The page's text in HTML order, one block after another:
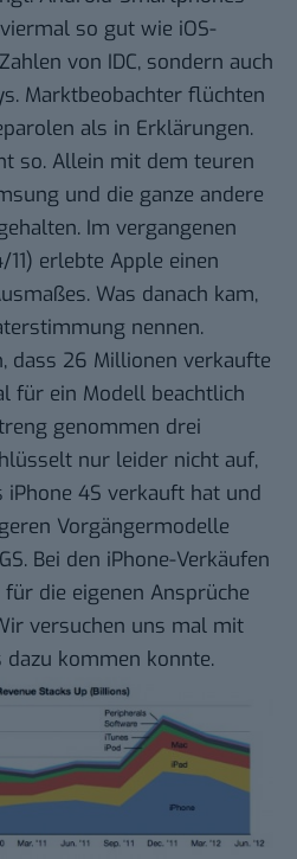
so gut wie iOS-
von IDC, sondern auch
Marktbeobachter flüchten
als in Erklärungen.
so. Allein mit dem teuren
und die ganze andere
Im vergangenen
erlebte Apple einen
Was danach kam,
nennen.
dass 26 Millionen verkaufte
für ein Modell beachtlich
genommen drei
nur leider nicht auf,
4S verkauft hat und
Vorgängermodelle
Bei den iPhone-Verkäufen
die eigenen Ansprüche
versuchen uns mal mit
kommen konnte.